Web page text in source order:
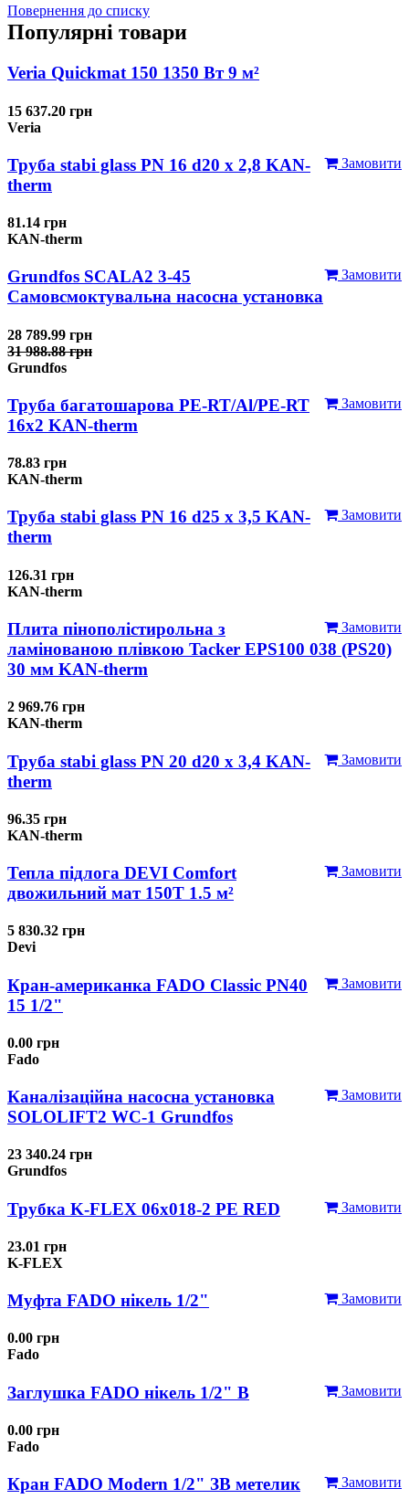
Повернення до списку
Популярні товари
Veria Quickmat 150 1350 Вт 9 м²
15 637.20 грн
Veria
Замовити
Труба stabi glass PN 16 d20 х 2,8 KAN-
therm
81.14 грн
KAN-therm
Замовити
Grundfos SCALA2 3-45
Самовсмоктувальна насосна установка
28 789.99 грн
31 988.88 грн
Grundfos
Замовити
Труба багатошарова PE-RT/Al/PE-RT
16x2 KAN-therm
78.83 грн
KAN-therm
Замовити
Труба stabi glass PN 16 d25 х 3,5 KAN-
therm
126.31 грн
KAN-therm
Замовити
Плита пінополістирольна з
ламінованою плівкою Tacker EPS100 038 (PS20)
30 мм KAN-therm
2 969.76 грн
KAN-therm
Замовити
Труба stabi glass PN 20 d20 х 3,4 KAN-
therm
96.35 грн
KAN-therm
Замовити
Тепла підлога DEVI Comfort
двожильний мат 150T 1.5 м²
5 830.32 грн
Devi
Замовити
Кран-американка FADO Classic PN40
15 1/2"
0.00 грн
Fado
Замовити
Каналізаційна насосна установка
SOLOLIFT2 WC-1 Grundfos
23 340.24 грн
Grundfos
Замовити
Трубка K-FLEX 06x018-2 РЕ RED
23.01 грн
K-FLEX
Замовити
Муфта FADO нікель 1/2"
0.00 грн
Fado
Замовити
Заглушка FADO нікель 1/2" В
0.00 грн
Fado
Замовити
Кран FADO Modern 1/2" ЗВ метелик